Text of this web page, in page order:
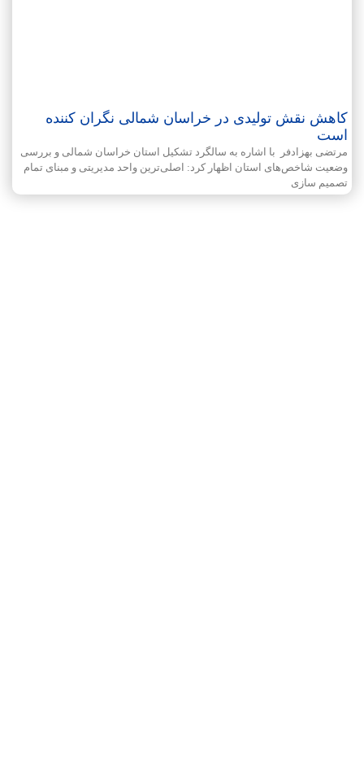
کاهش نقش تولیدی در خراسان شمالی نگران کننده
است
مرتضی بهزادفر با اشاره به سالگرد تشکیل استان خراسان شمالی و بررسی
وضعیت شاخص‌های استان اظهار کرد: اصلی‌ترین واحد مدیریتی و مبنای تمام
تصمیم سازی